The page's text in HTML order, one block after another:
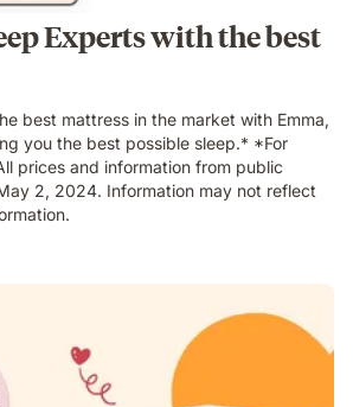
Experts with the best
best mattress in the market with Emma,
you the best possible sleep.* *For
prices and information from public
2, 2024. Information may not reflect